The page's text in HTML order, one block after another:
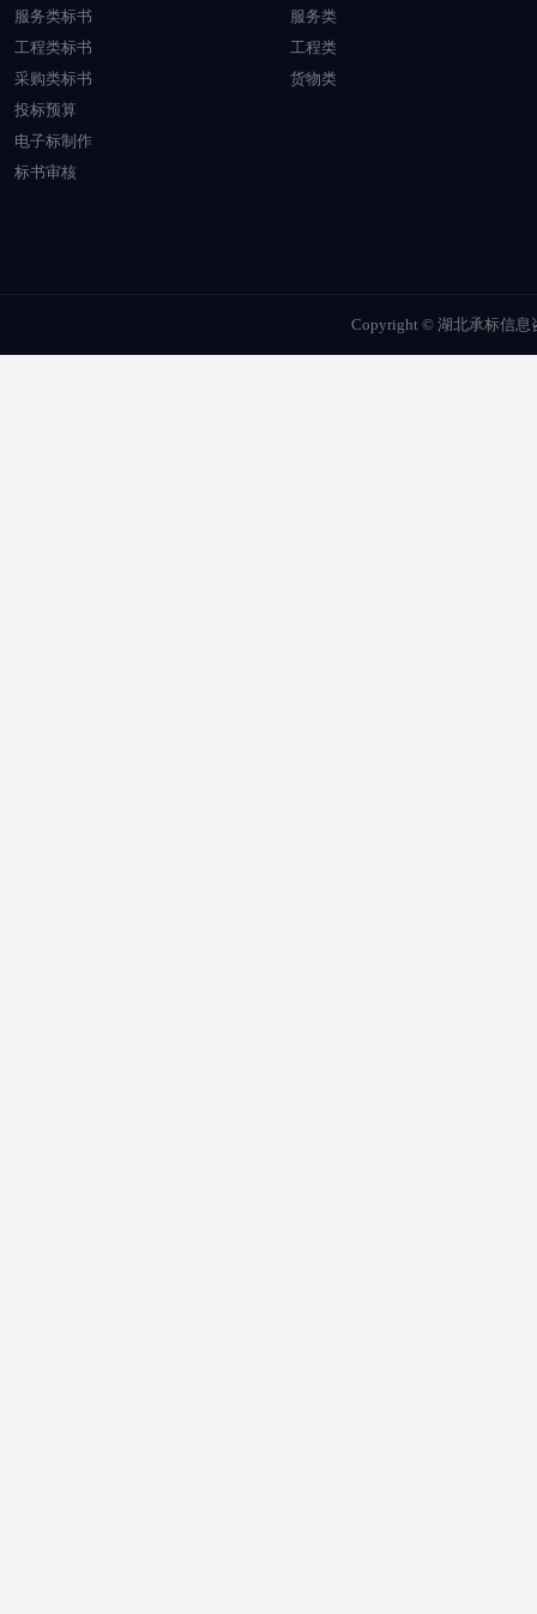
服务类标书
工程类标书
采购类标书
投标预算
电子标制作
标书审核
服务类
工程类
货物类
Copyright © 湖北承标信息